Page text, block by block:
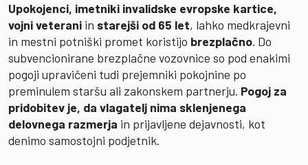
Upokojenci, imetniki invalidske evropske kartice,
vojni veterani in starejši od 65 let, lahko medkrajevni
in mestni potniški promet koristijo brezplačno. Do
subvencionirane brezplačne vozovnice so pod enakimi
pogoji upravičeni tudi prejemniki pokojnine po
preminulem staršu ali zakonskem partnerju. Pogoj za
pridobitev je, da vlagatelj nima sklenjenega
delovnega razmerja in prijavljene dejavnosti, kot
denimo samostojni podjetnik.